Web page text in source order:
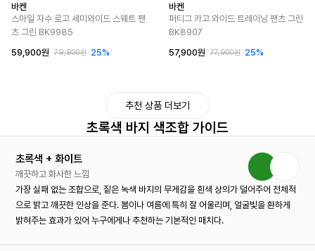
바켄
스마일 자수 로고 세미와이드 스웨트 팬
츠 그린 BK9985
59,900원
79,900원 25%
바켄
퍼티그 카고 와이드 트레이닝 팬츠 그린
BK8907
57,900원
77,900원 25%
추천 상품 더보기
초록색 바지 색조합 가이드
초록색 + 화이트
깨끗하고 화사한 느낌
가장 실패 없는 조합으로, 짙은 녹색 바지의 무게감을 흰색 상의가 덜어주어 전체적
으로 밝고 깨끗한 인상을 준다. 봄이나 여름에 특히 잘 어울리며, 얼굴빛을 환하게
밝혀주는 효과가 있어 누구에게나 추천하는 기본적인 매치다.